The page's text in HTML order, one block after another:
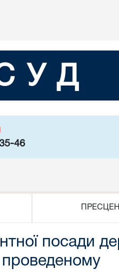
46
посади
проведеному